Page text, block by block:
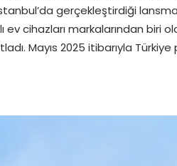
gerçekleştirdiği
ev cihazları markalarından biri
Mayıs 2025 itibarıyla